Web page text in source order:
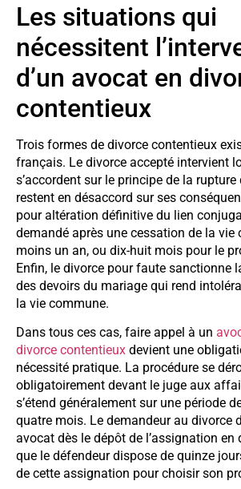
Les situations qui
nécessitent
d’un avocat en
contentieux
Trois formes de divorce contentieux
français. Le divorce accepté intervient
s’accordent sur le principe de la
restent en désaccord sur ses
pour altération définitive du lien
demandé après une cessation de la vie
moins un an, ou dix-huit mois pour le
Enfin, le divorce pour faute sanctionne
des devoirs du mariage qui rend
la vie commune.
Dans tous ces cas, faire appel à un
divorce contentieux devient une
nécessité pratique. La procédure se
obligatoirement devant le juge aux
s’étend généralement sur une période
quatre mois. Le demandeur au divorce
avocat dès le dépôt de l’assignation en
que le défendeur dispose de quinze
de cette assignation pour choisir son